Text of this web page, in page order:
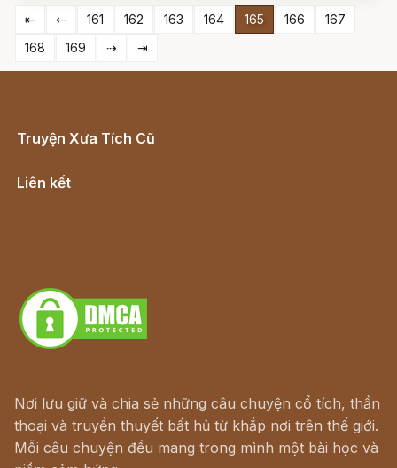
⇤ ⇠ 161 162 163 164 165 166
167
168
169 ⇢ ⇥
Truyện Xưa Tích Cũ
Liên kết
Nơi lưu giữ và chia sẻ những câu chuyện cổ tích, thần
thoại và truyền thuyết bất hủ từ khắp nơi trên thế giới.
Mỗi câu chuyện đều mang trong mình một bài học và